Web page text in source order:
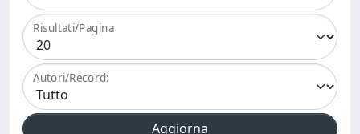
Risultati/Pagina
Autori/Record: